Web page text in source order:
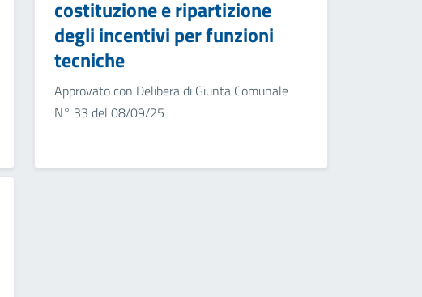
costituzione e ripartizione
degli incentivi per funzioni
tecniche
Approvato con Delibera di Giunta Comunale
N° 33 del 08/09/25